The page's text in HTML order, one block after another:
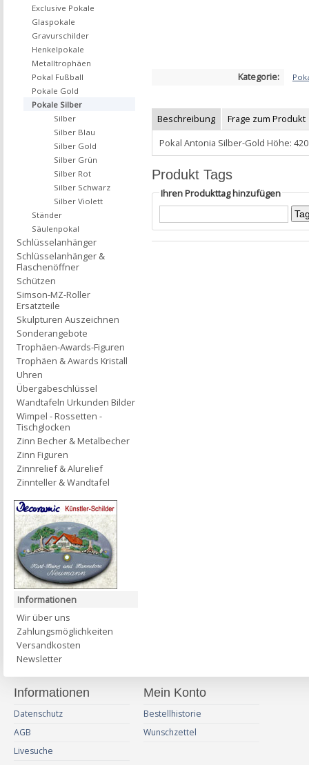
Kategorie:
Beschreibung
Frage zum Produkt
Pokal Antonia Silber-Gold Höhe:
Produkt Tags
Ihren Produkttag hinzufügen
Exclusive Pokale
Glaspokale
Gravurschilder
Henkelpokale
Metalltrophäen
Pokal Fußball
Pokale Gold
Pokale Silber
Silber
Silber Blau
Silber Gold
Silber Grün
Silber Rot
Silber Schwarz
Silber Violett
Ständer
Säulenpokal
Schlüsselanhänger
Schlüsselanhänger &
Flaschenöffner
Schützen
Simson-MZ-Roller
Ersatzteile
Skulpturen Auszeichnen
Sonderangebote
Trophäen-Awards-Figuren
Trophäen & Awards Kristall
Uhren
Übergabeschlüssel
Wandtafeln Urkunden Bilder
Wimpel - Rossetten -
Tischglocken
Zinn Becher & Metalbecher
Zinn Figuren
Zinnrelief & Alurelief
Zinnteller & Wandtafel
Informationen
Wir über uns
Zahlungsmöglichkeiten
Versandkosten
Newsletter
Informationen
Datenschutz
AGB
Livesuche
Mein Konto
Bestellhistorie
Wunschzettel